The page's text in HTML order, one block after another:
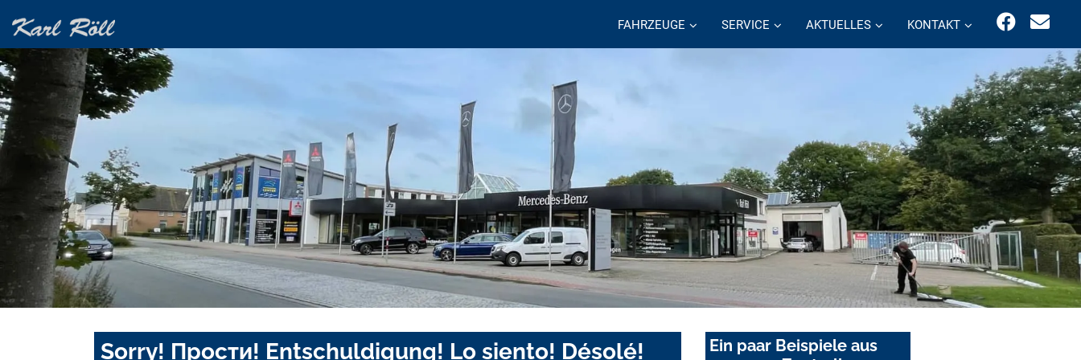
FAHRZEUGE SERVICE AKTUELLES KONTAKT
Sorry! Прости! Entschuldigung! Lo siento! Désolé!
Ein paar Beispiele aus